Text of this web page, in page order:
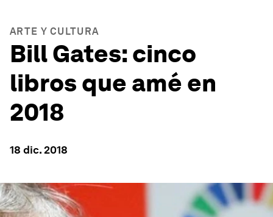
ARTE Y CULTURA
Bill Gates: cinco
libros que amé en
2018
18 dic. 2018